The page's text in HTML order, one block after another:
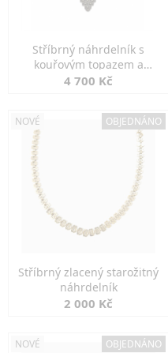
Stříbrný náhrdelník s
kouřovým topazem a
markazity
4 700 Kč
NOVÉ OBJEDNÁNO
Stříbrný zlacený starožitný
náhrdelník
2 000 Kč
NOVÉ OBJEDNÁNO